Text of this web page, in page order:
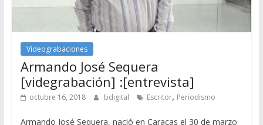
Videograbaciones
Armando José Sequera
[videgrabación] :[entrevista]
octubre 16, 2018 bdigital Escritor, Periodismo
Armando José Sequera, nació en Caracas el 30 de marzo